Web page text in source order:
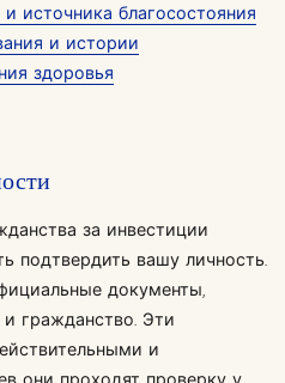
источника благосостояния
и истории
здоровья
за инвестиции
подтвердить вашу личность.
документы,
гражданство. Эти
и